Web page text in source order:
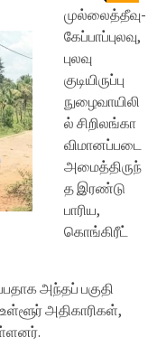
முல்லைத்தீவு-
கேப்பாப்புலவு,
புலவு
குடியிருப்பு
நுழைவாயிலி
ல் சிறிலங்கா
விமானப்படை
அமைத்திருந்
த இரண்டு
பாரிய,
கொங்கிரீட்
அந்தப் பகுதி
அதிகாரிகள்,